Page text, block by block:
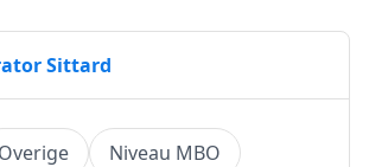
Sittard
Overige Niveau MBO